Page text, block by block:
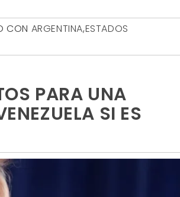
CON ARGENTINA,ESTADOS
PARA UNA
SI ES